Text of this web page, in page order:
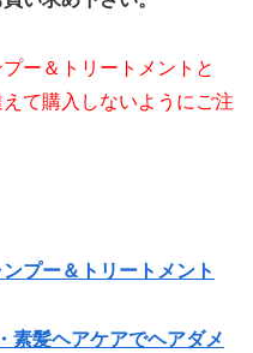
ー＆トリートメントと
て購入しないようにご注
プー＆トリートメント
素髪ヘアケアでヘアダメ